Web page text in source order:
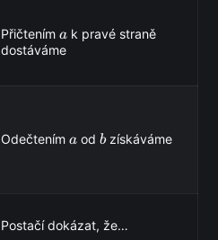
Přičteníma
a k pravé straně
dostáváme
Odečteníma
a odb
bzískáváme
Postačí dokázat, že…